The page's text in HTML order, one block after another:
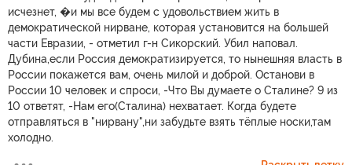
исчезнет, �и мы все будем с удовольствием жить в
демократической нирване, которая установится на большей
части Евразии, - отметил г-н Сикорский. Убил наповал.
Дубина,если Россия демократизируется, то нынешняя власть в
России покажется вам, очень милой и доброй. Останови в
России 10 человек и спроси, -Что Вы думаете о Сталине? 9 из
10 ответят, -Нам его(Сталина) нехватает. Когда будете
отправляться в "нирвану",ни забудьте взять тёплые носки,там
холодно.